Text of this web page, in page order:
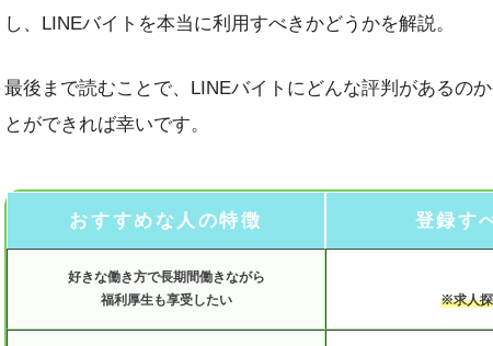
し、LINEバイトを本当に利用すべきかどうかを解説。
最後まで読むことで、LINEバイトにどんな評判があるの
とができれば幸いです。
おすすめな人の特徴 登録す
好きな働き方で長期間働きながら
福利厚生も享受したい
※求人探